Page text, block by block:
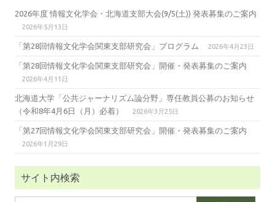
2026年度 情報文化学会・北海道支部大会(9/5(土)) 発表募集のご案内
2026年5月13日
「第28回情報文化学会関東支部研究会」プログラム 2026年4月23日
「第28回情報文化学会関東支部研究会」開催・発表募集のご案内
2026年4月11日
北海道大学「公共ジャーナリズム論分野」専任教員公募のお知らせ
（令和8年4月6日（月）必着）
2026年3月25日
「第27回情報文化学会関東支部研究会」開催・発表募集のご案内
2026年1月29日
サイト内検索